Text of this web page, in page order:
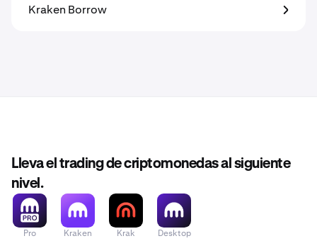
Kraken Borrow
Lleva el trading de criptomonedas al siguiente
nivel.
Pro Kraken Krak Desktop